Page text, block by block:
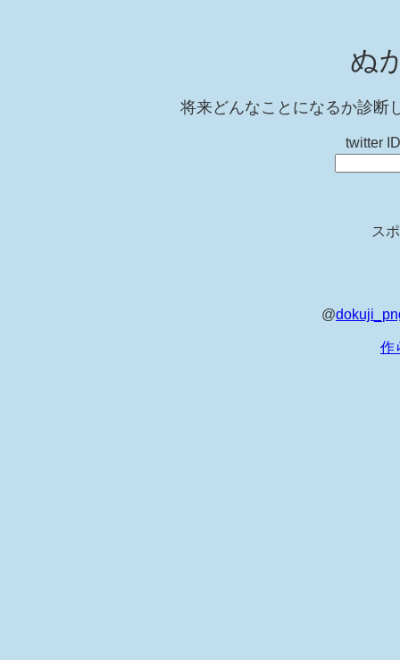
ぬ
将来どんなことになるか診断
twitter
ス
@
作